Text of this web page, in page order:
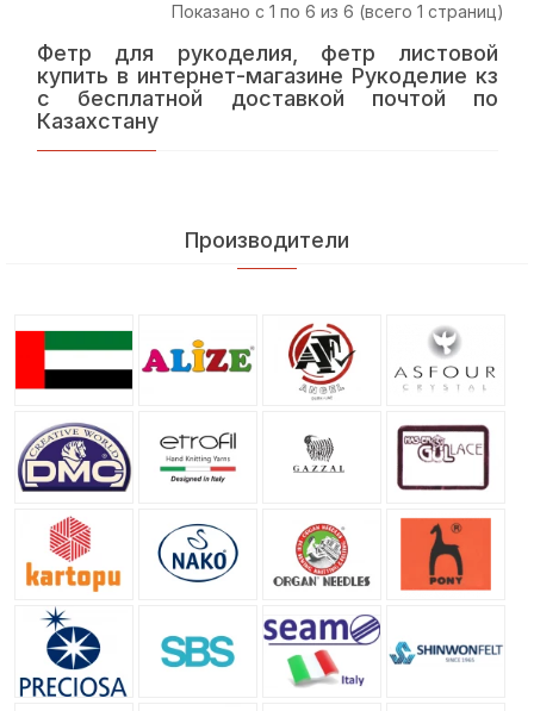
Показано с 1 по 6 из 6 (всего 1 страниц)
Фетр для рукоделия, фетр листовой
купить в интернет-магазине Рукоделие кз
с бесплатной доставкой почтой по
Казахстану
Производители